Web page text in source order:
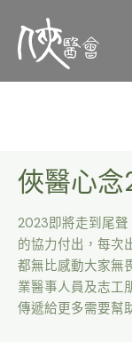
俠醫心念
2023即將走到尾
的協力付出，每次
都無比感動大家無
業醫事人員及志工
傳遞給更多需要幫